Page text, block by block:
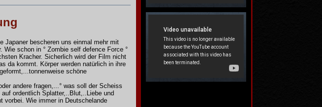
Japaner bescheren uns einmal mehr mit
Wie schon in ° Zombie self defence Force °
Kracher. Sicherlich wird der Film nicht
da kommt. Körper werden natürlich in ihre
schöne
andere fragen,...° was soll der Scheiss
ordentlich Splatter,..Blut,..Liebe und
vorbei. Wie immer in Deutschelande